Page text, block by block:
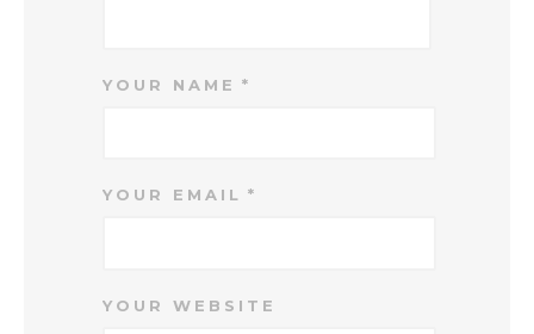
YOUR NAME
YOUR EMAIL
YOUR WEBSITE